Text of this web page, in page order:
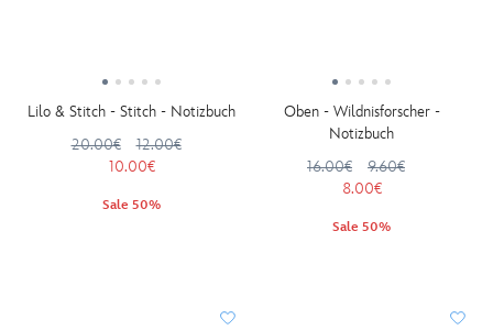
Lilo & Stitch - Stitch - Notizbuch
20.00€
12.00€
10.00€
Sale 50%
Oben - Wildnisforscher -
Notizbuch
16.00€
9.60€
8.00€
Sale 50%